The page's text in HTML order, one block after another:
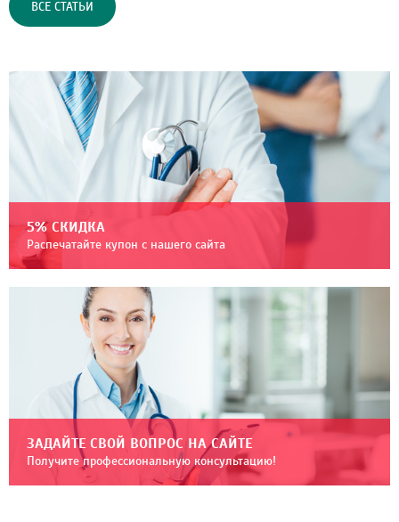
ВСЕ СТАТЬИ
5% СКИДКА
Распечатайте купон с нашего сайта
ЗАДАЙТЕ СВОЙ ВОПРОС НА САЙТЕ
Получите профессиональную консультацию!